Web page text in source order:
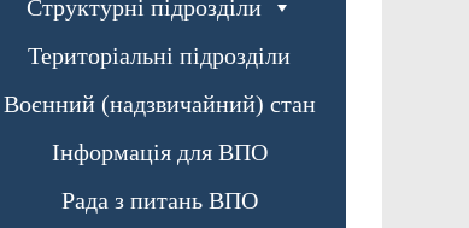
Структурні підрозділи
Територіальні підрозділи
Воєнний (надзвичайний) стан
Інформація для ВПО
Рада з питань ВПО